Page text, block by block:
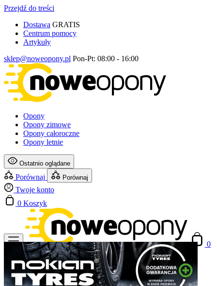
Przejdź do treści
Dostawa GRATIS
Centrum pomocy
Artykuły
sklep@noweopony.pl Pon-Pt: 08:00 - 16:00
Opony
Opony zimowe
Opony całoroczne
Opony letnie
Ostatnio oglądane
Porównaj Porównaj
Twoje konto
0 Koszyk
0